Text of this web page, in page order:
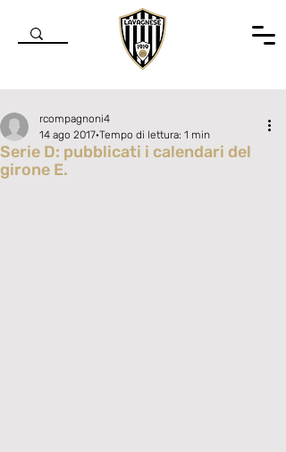
Serie D: pubblicati i calendari del
girone E.
rcompagnoni4
14 ago 2017 Tempo di lettura: 1 min